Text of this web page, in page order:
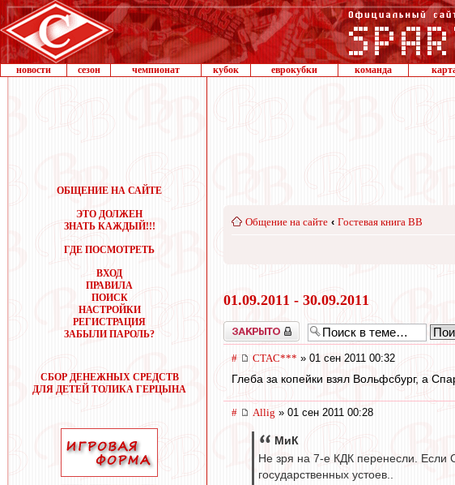
новости сезон чемпионат кубок еврокубки команда
ОБЩЕНИЕ НА САЙТЕ
ЭТО ДОЛЖЕН
ЗНАТЬ КАЖДЫЙ!!!
ГДЕ ПОСМОТРЕТЬ
ВХОД
ПРАВИЛА
ПОИСК
НАСТРОЙКИ
РЕГИСТРАЦИЯ
ЗАБЫЛИ ПАРОЛЬ?
СБОР ДЕНЕЖНЫХ СРЕДСТВ
ДЛЯ ДЕТЕЙ ТОЛИКА ГЕРЦЫНА
Общение на сайте ‹ Гостевая книга ВВ
01.09.2011 - 30.09.2011
Закрыто
# CTAC*** » 01 сен 2011 00:32
Глеба за копейки взял Вольфсбург, а
# Allig » 01 сен 2011 00:28
МиК
Не зря на 7-е КДК перенесли. Если
государственных устоев..